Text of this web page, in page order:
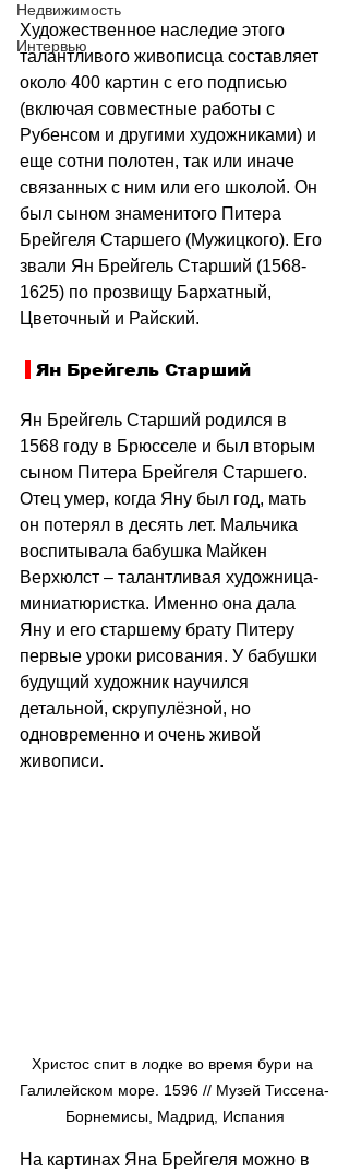
Недвижимость
Интервью
Художественное наследие этого
талантливого живописца составляет
около 400 картин с его подписью
(включая совместные работы с
Рубенсом и другими художниками) и
еще сотни полотен, так или иначе
связанных с ним или его школой. Он
был сыном знаменитого Питера
Брейгеля Старшего (Мужицкого). Его
звали Ян Брейгель Старший (1568-
1625) по прозвищу Бархатный,
Цветочный и Райский.
Ян Брейгель Старший
Ян Брейгель Старший родился в
1568 году в Брюсселе и был вторым
сыном Питера Брейгеля Старшего.
Отец умер, когда Яну был год, мать
он потерял в десять лет. Мальчика
воспитывала бабушка Майкен
Верхюлст – талантливая художница-
миниатюристка. Именно она дала
Яну и его старшему брату Питеру
первые уроки рисования. У бабушки
будущий художник научился
детальной, скрупулёзной, но
одновременно и очень живой
живописи.
Христос спит в лодке во время бури на
Галилейском море. 1596 // Музей Тиссена-
Борнемисы, Мадрид, Испания
На картинах Яна Брейгеля можно в